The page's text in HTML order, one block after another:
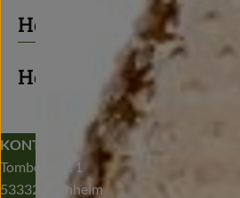
Herkunft
Hersteller: PIZ
KONTAKT
Tombergstr. 1
53332 Bornheim